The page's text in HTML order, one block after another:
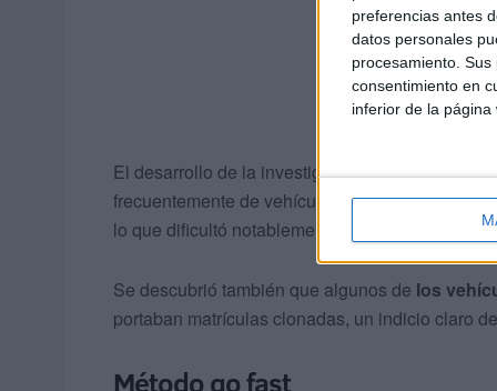
preferencias antes
datos personales
procesamiento.
consentimiento en
inferior de la página
El desarrollo de la investigación se caracterizó
frecuentemente de vehículos yse desplazaban
lo que dificultó notablemente su seguimiento.
Se descubrió también que algunos de los
portaban matrículas clonadas, un indicio claro
Método go fast